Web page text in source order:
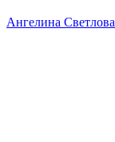
Ангелина Светлова